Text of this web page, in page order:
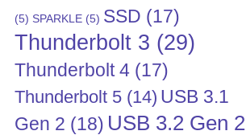
(5) SPARKLE (5) SSD (17)
Thunderbolt 3 (29)
Thunderbolt 4 (17)
Thunderbolt 5 (14) USB 3.1
Gen 2 (18) USB 3.2 Gen 2